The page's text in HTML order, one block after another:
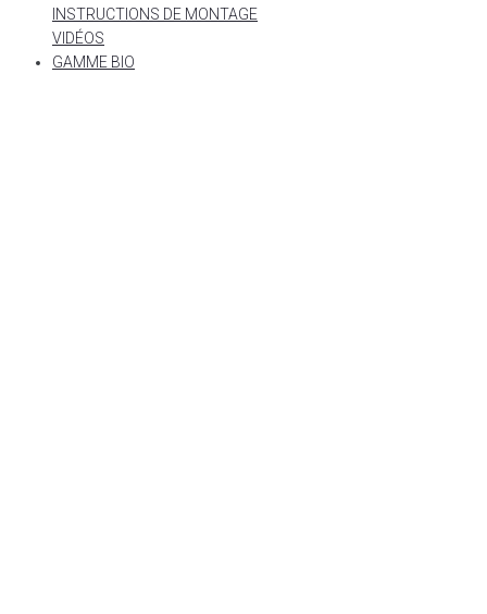
INSTRUCTIONS DE MONTAGE
VIDÉOS
GAMME BIO